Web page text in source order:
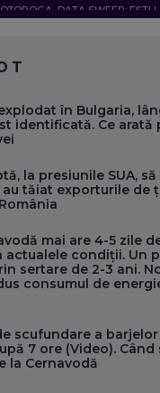
DATA SWEEP: EȘTI
TEHNOLOGIA CA SĂ FII MAI
MUNCA, ÎN URMĂTORII
COFONDATOR AL
TEHNOLOGIA CA SĂ ÎȚI
BIT SENTINEL: CUM
ONLINE. ȘI CARE SUNT
în Bulgaria,
identificată. Ce arată
la presiunile SUA,
tăiat exporturile de
mai are 4-5 zile
actualele condiții. Un
sertare de 2-3 ani.
consumul de
scufundare a
7 ore (Video). Când
la Cernavodă